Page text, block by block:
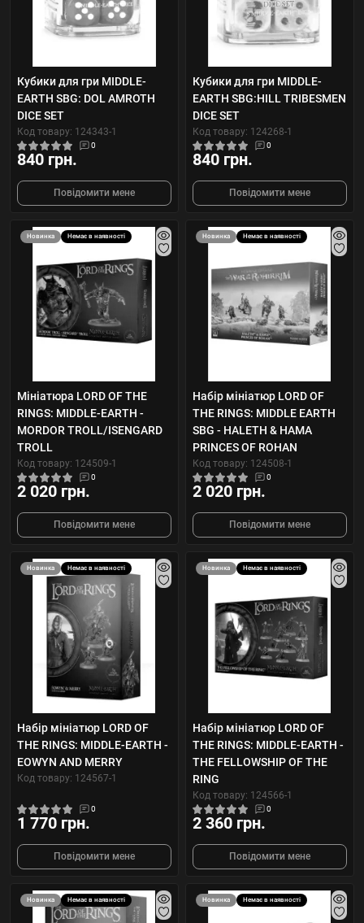
Кубики для гри MIDDLE-
EARTH SBG: DOL AMROTH
DICE SET
Код товару: 124343-1
0
840 грн.
Повідомити мене
Кубики для гри MIDDLE-
EARTH SBG:HILL TRIBESMEN
DICE SET
Код товару: 124268-1
0
840 грн.
Повідомити мене
Новинка Немає в наявності
Мініатюра LORD OF THE
RINGS: MIDDLE-EARTH -
MORDOR TROLL/ISENGARD
TROLL
Код товару: 124509-1
0
2 020 грн.
Повідомити мене
Новинка Немає в наявності
Набір мініатюр LORD OF
THE RINGS: MIDDLE EARTH
SBG - HALETH & HAMA
PRINCES OF ROHAN
Код товару: 124508-1
0
2 020 грн.
Повідомити мене
Новинка Немає в наявності
Набір мініатюр LORD OF
THE RINGS: MIDDLE-EARTH -
EOWYN AND MERRY
Код товару: 124567-1
0
1 770 грн.
Повідомити мене
Новинка Немає в наявності
Набір мініатюр LORD OF
THE RINGS: MIDDLE-EARTH -
THE FELLOWSHIP OF THE
RING
Код товару: 124566-1
0
2 360 грн.
Повідомити мене
Новинка Немає в наявності Новинка Немає в наявності